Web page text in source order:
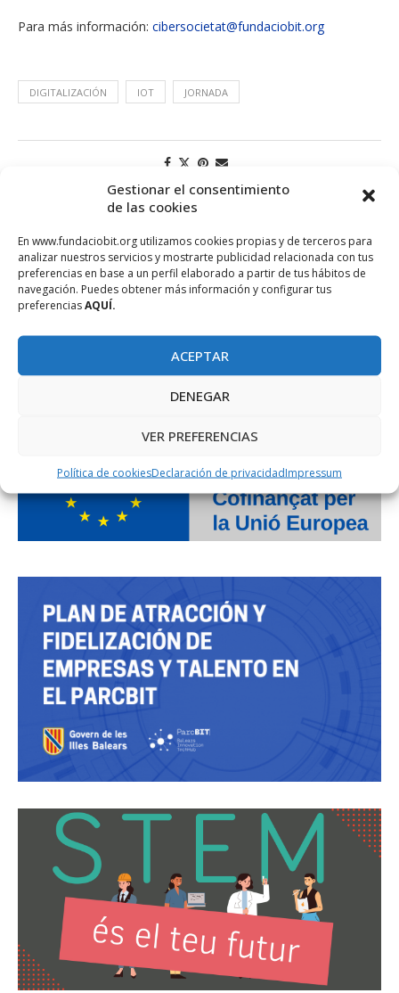
Gestionar el consentimiento
de las cookies
En www.fundaciobit.org utilizamos cookies propias y de terceros para
analizar nuestros servicios y mostrarte publicidad relacionada con tus
preferencias en base a un perfil elaborado a partir de tus hábitos de
navegación. Puedes obtener más información y configurar tus
preferenciasAQUÍ.
ACEPTAR
DENEGAR
VER PREFERENCIAS
Política de cookiesDeclaración de privacidadImpressum
Para más información: cibersocietat@fundaciobit.org
DIGITALIZACIÓN IOT JORNADA